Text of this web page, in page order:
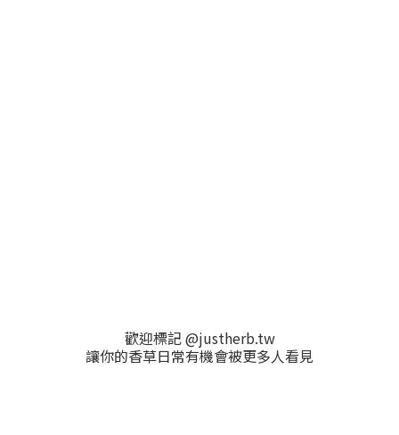
歡迎標記 @justherb.tw
讓你的香草日常有機會被更多人看見